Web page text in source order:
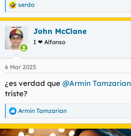
R
e
a
c
c
e
:
serdo
John McClane
I ❤ Alfonso
6 Mar 2025
¿es verdad que @Armin Tamzarian
triste?
R
e
a
Armin Tamzarian